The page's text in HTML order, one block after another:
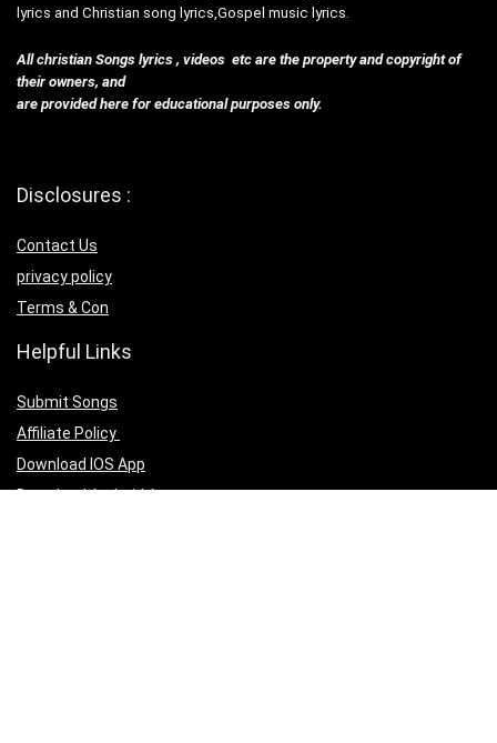
lyrics and Christian song lyrics,Gospel music lyrics.
All christian Songs lyrics , videos etc are the property and copyright of
their owners, and
are provided here for educational purposes only.
Disclosures :
Contact Us
privacy policy
Terms & Con
Helpful Links
Submit Songs
Affiliate Policy
Download IOS App
Download Android App